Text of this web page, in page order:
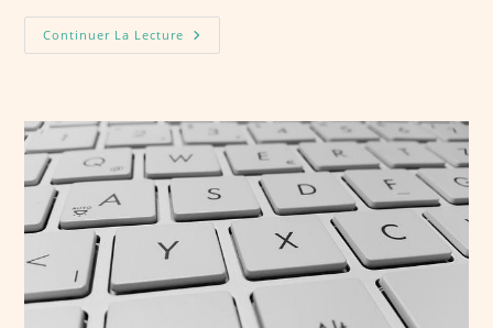
Continuer La Lecture Différence
Entre
Odoo